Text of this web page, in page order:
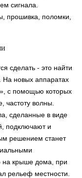
сигнала.
прошивка, поломки,
сделать - это найти
На новых аппаратах
с помощью которых
частоту волны.
сделанные в виде
подключают и
решением станет
на крыше дома, при
рельеф местности.